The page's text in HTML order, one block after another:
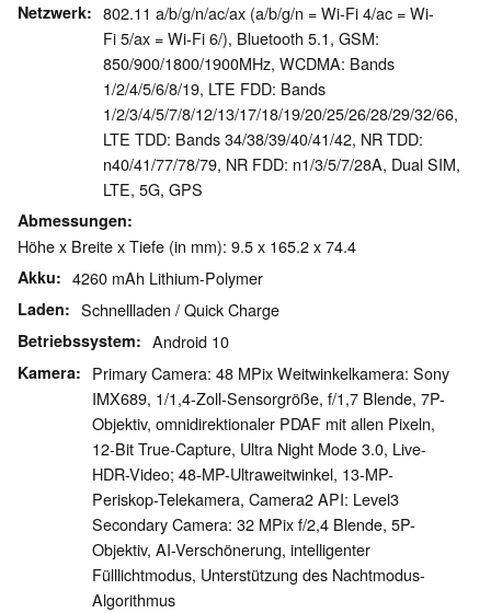
Netzwerk
802.11 a/b/g/n/ac/ax (a/b/g/n = Wi-Fi 4/ac = Wi-
Fi 5/ax = Wi-Fi 6/), Bluetooth 5.1, GSM:
850/900/1800/1900MHz, WCDMA: Bands
1/2/4/5/6/8/19, LTE FDD: Bands
1/2/3/4/5/7/8/12/13/17/18/19/20/25/26/28/29/32/66,
LTE TDD: Bands 34/38/39/40/41/42, NR TDD:
n40/41/77/78/79, NR FDD: n1/3/5/7/28A, Dual SIM,
LTE, 5G, GPS
Abmessungen
Höhe x Breite x Tiefe (in mm): 9.5 x 165.2 x 74.4
Akku 4260 mAh Lithium-Polymer
Laden Schnellladen / Quick Charge
Betriebssystem Android 10
Kamera
Primary Camera: 48 MPix Weitwinkelkamera: Sony
IMX689, 1/1,4-Zoll-Sensorgröße, f/1,7 Blende, 7P-
Objektiv, omnidirektionaler PDAF mit allen Pixeln,
12-Bit True-Capture, Ultra Night Mode 3.0, Live-
HDR-Video; 48-MP-Ultraweitwinkel, 13-MP-
Periskop-Telekamera, Camera2 API: Level3
Secondary Camera: 32 MPix f/2,4 Blende, 5P-
Objektiv, AI-Verschönerung, intelligenter
Fülllichtmodus, Unterstützung des Nachtmodus-
Algorithmus